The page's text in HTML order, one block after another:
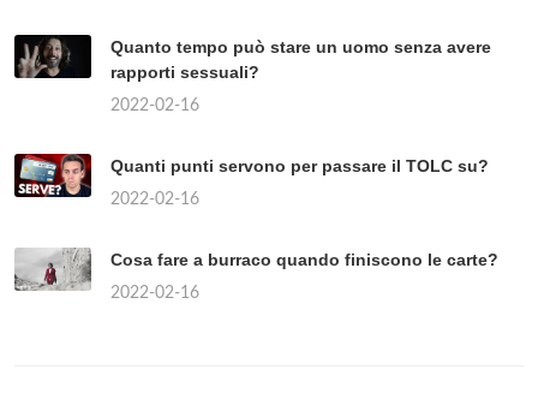
Quanto tempo può stare un uomo senza avere
rapporti sessuali?
2022-02-16
Quanti punti servono per passare il TOLC su?
2022-02-16
Cosa fare a burraco quando finiscono le carte?
2022-02-16